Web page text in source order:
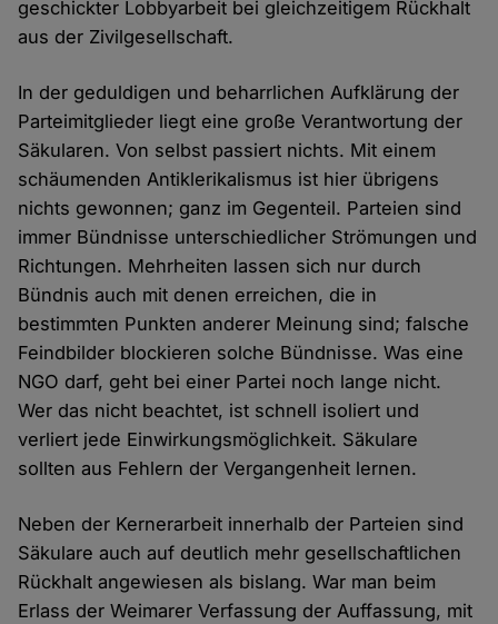
geschickter Lobbyarbeit bei gleichzeitigem Rückhalt
aus der Zivilgesellschaft.
In der geduldigen und beharrlichen Aufklärung der
Parteimitglieder liegt eine große Verantwortung der
Säkularen. Von selbst passiert nichts. Mit einem
schäumenden Antiklerikalismus ist hier übrigens
nichts gewonnen; ganz im Gegenteil. Parteien sind
immer Bündnisse unterschiedlicher Strömungen und
Richtungen. Mehrheiten lassen sich nur durch
Bündnis auch mit denen erreichen, die in
bestimmten Punkten anderer Meinung sind; falsche
Feindbilder blockieren solche Bündnisse. Was eine
NGO darf, geht bei einer Partei noch lange nicht.
Wer das nicht beachtet, ist schnell isoliert und
verliert jede Einwirkungsmöglichkeit. Säkulare
sollten aus Fehlern der Vergangenheit lernen.
Neben der Kernerarbeit innerhalb der Parteien sind
Säkulare auch auf deutlich mehr gesellschaftlichen
Rückhalt angewiesen als bislang. War man beim
Erlass der Weimarer Verfassung der Auffassung, mit